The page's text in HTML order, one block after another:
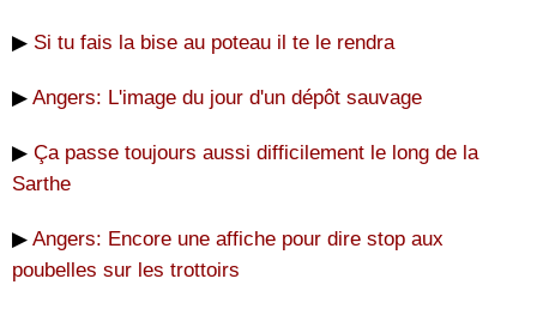
▶ Si tu fais la bise au poteau il te le rendra
▶ Angers: L'image du jour d'un dépôt sauvage
▶ Ça passe toujours aussi difficilement le long de la
Sarthe
▶ Angers: Encore une affiche pour dire stop aux
poubelles sur les trottoirs